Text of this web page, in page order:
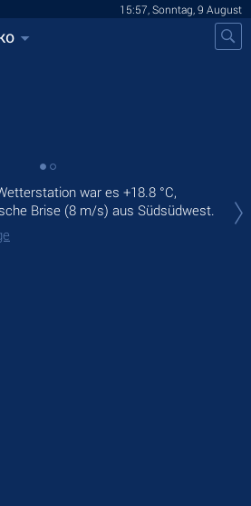
15:57, Sonntag, 9 August
war es +18.8 °C,
Brise (8 m/s) aus Südsüdwest.